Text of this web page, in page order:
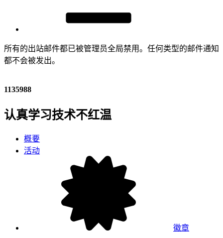
所有的出站邮件都已被管理员全局禁用。任何类型的邮件通知
都不会被发出。
1135988
认真学习技术不红温
概要
活动
徽章